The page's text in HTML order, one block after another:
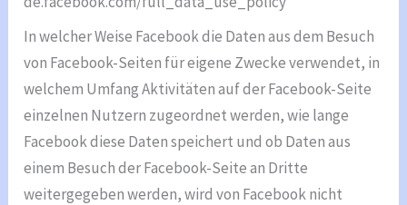
In welcher Weise Facebook die Daten aus dem Besuch
von Facebook-Seiten für eigene Zwecke verwendet, in
welchem Umfang Aktivitäten auf der Facebook-Seite
einzelnen Nutzern zugeordnet werden, wie lange
Facebook diese Daten speichert und ob Daten aus
einem Besuch der Facebook-Seite an Dritte
weitergegeben werden, wird von Facebook nicht